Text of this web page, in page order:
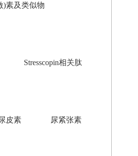
)素及类似物
Stresscopin相关肽
皮素 尿紧张素